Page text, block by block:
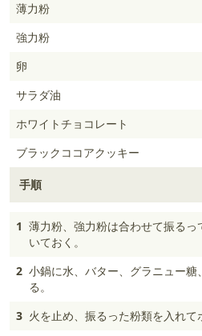
薄力粉
強力粉
卵
サラダ油
ホワイトチョコレート
ブラックココアクッキー
手順
1 薄力粉、強力粉は合わせて振る
いておく。
2 小鍋に水、バター、グラニュー
る。
3 火を止め、振るった粉類を入れて